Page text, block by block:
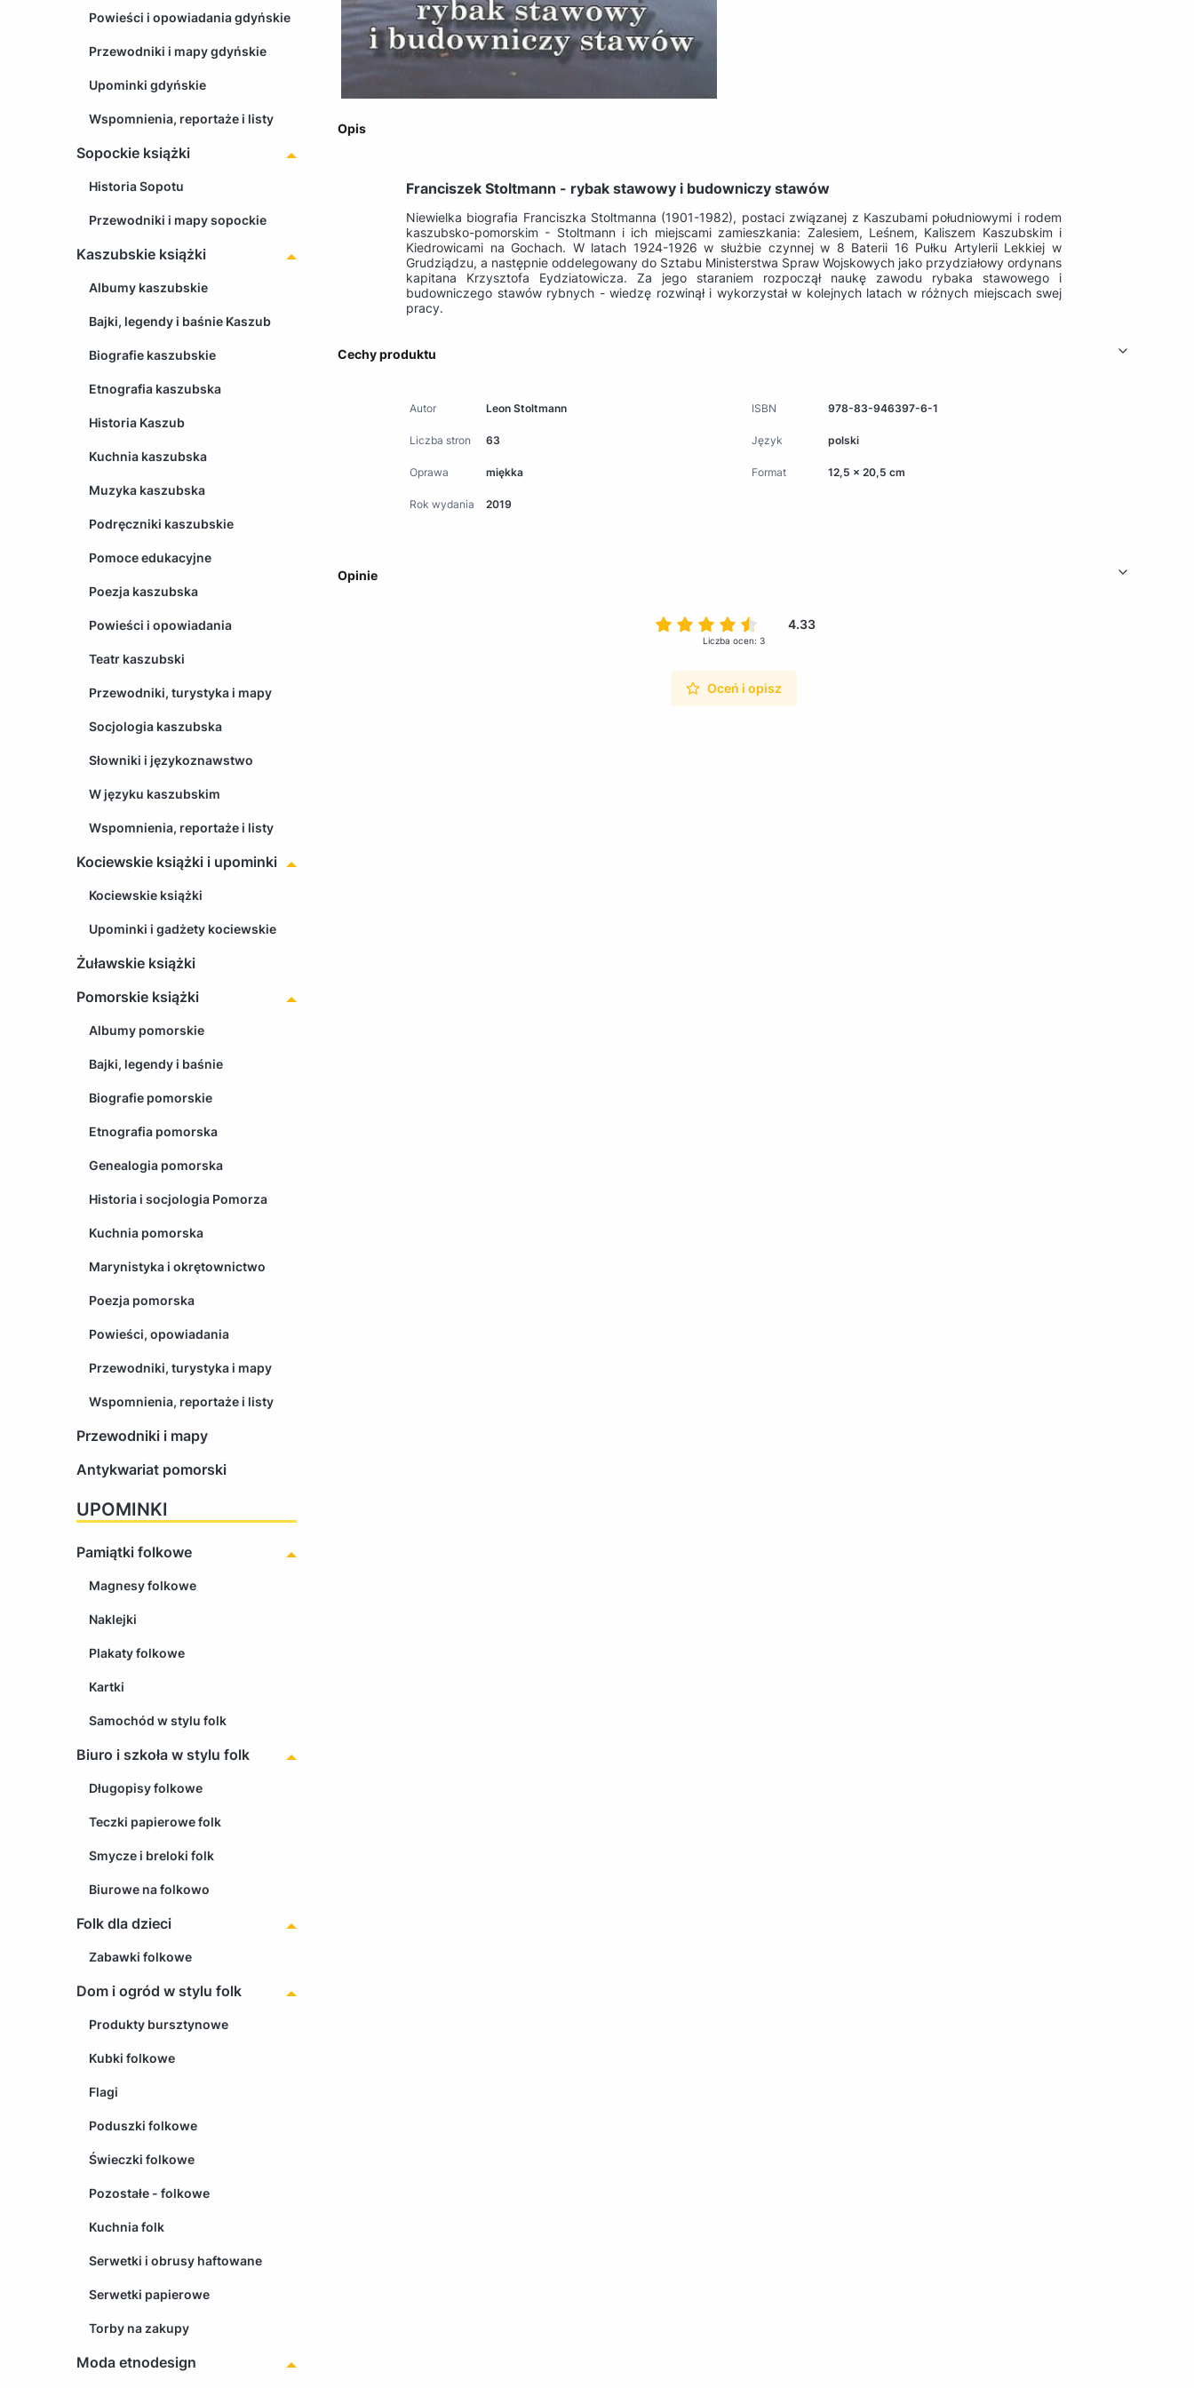
Powieści i opowiadania gdyńskie
Przewodniki i mapy gdyńskie
Upominki gdyńskie
Wspomnienia, reportaże i listy
Sopockie książki
Historia Sopotu
Przewodniki i mapy sopockie
Kaszubskie książki
Albumy kaszubskie
Bajki, legendy i baśnie Kaszub
Biografie kaszubskie
Etnografia kaszubska
Historia Kaszub
Kuchnia kaszubska
Muzyka kaszubska
Podręczniki kaszubskie
Pomoce edukacyjne
Poezja kaszubska
Powieści i opowiadania
Teatr kaszubski
Przewodniki, turystyka i mapy
Socjologia kaszubska
Słowniki i językoznawstwo
W języku kaszubskim
Wspomnienia, reportaże i listy
Kociewskie książki i upominki
Kociewskie książki
Upominki i gadżety kociewskie
Żuławskie książki
Pomorskie książki
Albumy pomorskie
Bajki, legendy i baśnie
Biografie pomorskie
Etnografia pomorska
Genealogia pomorska
Historia i socjologia Pomorza
Kuchnia pomorska
Marynistyka i okrętownictwo
Poezja pomorska
Powieści, opowiadania
Przewodniki, turystyka i mapy
Wspomnienia, reportaże i listy
Przewodniki i mapy
Antykwariat pomorski
UPOMINKI
Pamiątki folkowe
Magnesy folkowe
Naklejki
Plakaty folkowe
Kartki
Samochód w stylu folk
Biuro i szkoła w stylu folk
Długopisy folkowe
Teczki papierowe folk
Smycze i breloki folk
Biurowe na folkowo
Folk dla dzieci
Zabawki folkowe
Dom i ogród w stylu folk
Produkty bursztynowe
Kubki folkowe
Flagi
Poduszki folkowe
Świeczki folkowe
Pozostałe - folkowe
Kuchnia folk
Serwetki i obrusy haftowane
Serwetki papierowe
Torby na zakupy
Moda etnodesign
Opis
Franciszek Stoltmann - rybak stawowy i budowniczy stawów
Niewielka biografia Franciszka Stoltmanna (1901-1982), postaci związanej z Kaszubami południowymi i rodem
kaszubsko-pomorskim - Stoltmann i ich miejscami zamieszkania: Zalesiem, Leśnem, Kaliszem Kaszubskim i
Kiedrowicami na Gochach. W latach 1924-1926 w służbie czynnej w 8 Baterii 16 Pułku Artylerii Lekkiej w
Grudziądzu, a następnie oddelegowany do Sztabu Ministerstwa Spraw Wojskowych jako przydziałowy ordynans
kapitana Krzysztofa Eydziatowicza. Za jego staraniem rozpoczął naukę zawodu rybaka stawowego i
budowniczego stawów rybnych - wiedzę rozwinął i wykorzystał w kolejnych latach w różnych miejscach swej
pracy.
Cechy produktu
Autor Leon Stoltmann ISBN 978-83-946397-6-1
Liczba stron 63 Język polski
Oprawa miękka Format 12,5 x 20,5 cm
Rok wydania 2019
Opinie
4.33
Liczba ocen: 3
Oceń i opisz